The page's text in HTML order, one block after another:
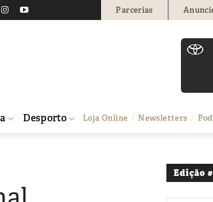
Parcerias
Desporto Loja Online Newsletters
Edição